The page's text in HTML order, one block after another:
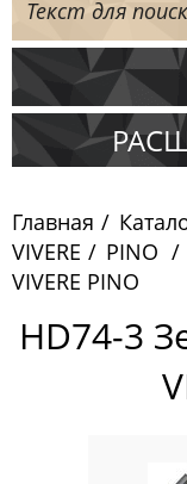
Испания
Китай
Россия
Мозаика
Мозаика
Главная
VIVERE
PINO
VIVERE PINO
HD74-3